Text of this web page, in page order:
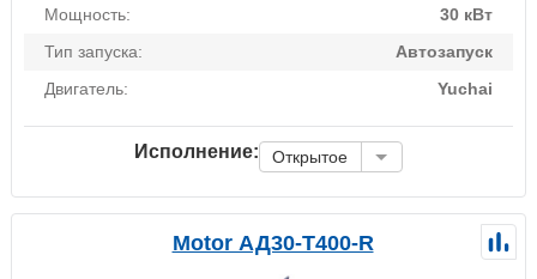
Мощность:
30 кВт
Тип запуска:
Автозапуск
Двигатель:
Yuchai
Исполнение: Открытое
Motor АД30-Т400-R